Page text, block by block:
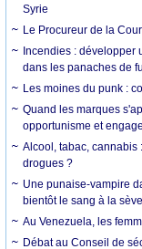
Syrie
Le Procureur de la
Incendies : développer
dans les panaches de
Les moines du punk :
Quand les marques
opportunisme et
Alcool, tabac, cannabis
drogues ?
Une punaise-vampire
bientôt le sang à la
Au Venezuela, les
Débat au Conseil de